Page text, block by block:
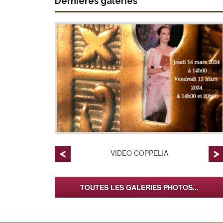
VIDEO COPPELIA
TOUTES LES GALERIES PHOTOS...